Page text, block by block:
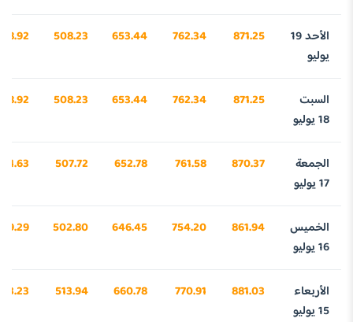
الأحد 19
يوليو
871.25
762.34
653.44
508.23
السبت
18 يوليو
871.25
762.34
653.44
508.23
الجمعة
17 يوليو
870.37
761.58
652.78
507.72
الخميس
16 يوليو
861.94
754.20
646.45
502.80
الأربعاء
15 يوليو
881.03
770.91
660.78
513.94